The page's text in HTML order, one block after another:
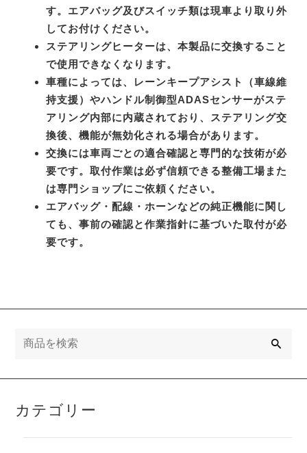
す。エアバッグ及びスイッチ類は現車より取り外
してお付けください。
ステアリングヒーターは、本製品に交換すること
で使用できなくなります。
車種によっては、レーンキープアシスト（車線維
持支援）やハンドル制御型ADASセンサーがステ
アリング内部に内蔵されており、ステアリング交
換後、機能が無効化される場合があります。
交換には車両ごとの適合確認と専門的な技術が必
要です。取付作業は必ず信頼できる整備工場また
は専門ショップにご依頼ください。
エアバッグ・配線・ホーンなどの純正機能に関し
ても、事前の確認と作業指針に基づいた取付が必
要です。
カテゴリー